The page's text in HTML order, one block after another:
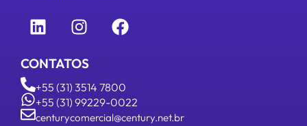
CONTATOS
+55 (31) 3514 7800
+55 (31) 99229-0022
centurycomercial@century.net.br